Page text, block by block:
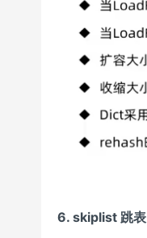
6. skiplist 跳表